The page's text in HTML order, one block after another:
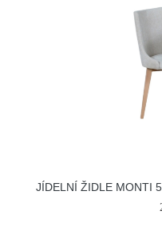
JÍDELNÍ ŽIDLE MONTI